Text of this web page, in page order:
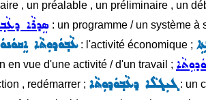
, un préalable , un préliminaire , un
ܣܸܕܪܵܐ : un programme / un système à
ܥܵܒ݂ܘܿܕܘܼܬܵܐ: l'activité économique ;
en vue d'une activité / d'un travail ;
, redémarrer ; ܓܝܼܓ݂ܠܵܐ ܕܥܵܒ݂ܘܿܕܘܼܬܵܐ: un